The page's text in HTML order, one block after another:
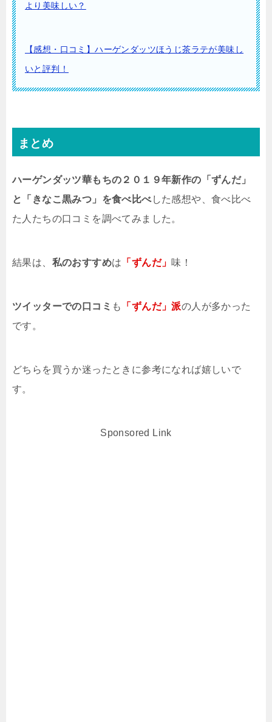
より美味しい？
【感想・口コミ】ハーゲンダッツほうじ茶ラテが美味し
いと評判！
まとめ
ハーゲンダッツ華もちの２０１９年新作の「ずんだ」
と「きなこ黒みつ」を食べ比べした感想や、食べ比べ
た人たちの口コミを調べてみました。
結果は、 私のおすすめは 「ずんだ」味！
ツイッターでの口コミ も 「ずんだ」派の人が多かった
です。
どちらを買うか迷ったときに参考になれば嬉しいで
す。
Sponsored Link